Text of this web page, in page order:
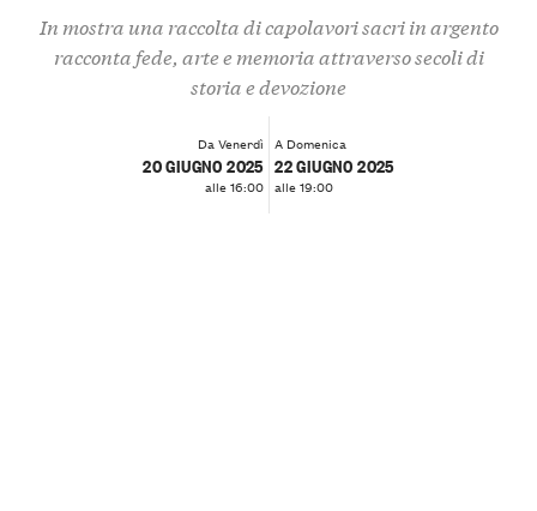
In mostra una raccolta di capolavori sacri in argento
racconta fede, arte e memoria attraverso secoli di
storia e devozione
Da Venerdì
20 GIUGNO 2025
alle 16:00
A Domenica
22 GIUGNO 2025
alle 19:00